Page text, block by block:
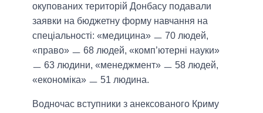
окупованих територій Донбасу подавали
заявки на бюджетну форму навчання на
спеціальності: «медицина» ㅡ 70 людей,
«право» ㅡ 68 людей, «комп’ютерні науки»
ㅡ 63 людини, «менеджмент» ㅡ 58 людей,
«економіка» ㅡ 51 людина.
Водночас вступники з анексованого Криму